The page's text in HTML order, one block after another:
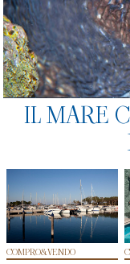
IL MARE
COMPRO&VENDO